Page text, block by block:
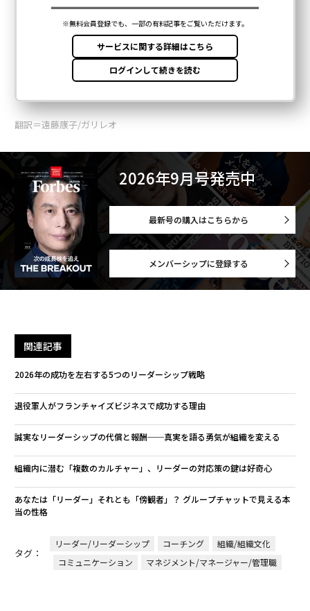
翻訳＝遠藤康子/ガリレオ
2026年9月号発売中
最新号の購入はこちらから
メンバーシップに登録する
関連記事
2026年の成功を左右する5つのリーダーシップ戦略
退役軍人がフランチャイズビジネスで成功する理由
誠実なリーダーシップの代償と報酬──真実を語る勇気が組織を変える
組織内に潜む「複数のカルチャー」、リーダーの対応策の鍵は好奇心
あなたは「リーダー」それとも「傍観者」？ グループチャットで見える本
当の性格
タグ：
リーダー/リーダーシップ コーチング
組織/組織文化
コミュニケーション
マネジメント/マネージャー/管理職